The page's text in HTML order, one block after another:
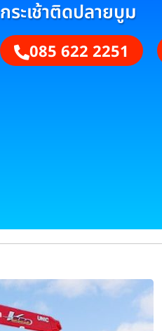
กระเช้าติดปลายบูม
085 622 2251